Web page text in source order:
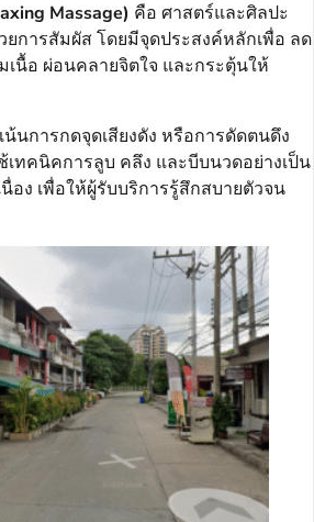
Massage) คือ ศาสตร์และศิลปะ
ยการสัมผัส โดยมีจุดประสงค์หลักเพื่อ ลด
เนื้อ ผ่อนคลายจิตใจ และกระตุ้นให้
นการกดจุดเสียงดัง หรือการดัดตนดึง
เทคนิคการลูบ คลึง และบีบนวดอย่างเป็น
อง เพื่อให้ผู้รับบริการรู้สึกสบายตัวจน